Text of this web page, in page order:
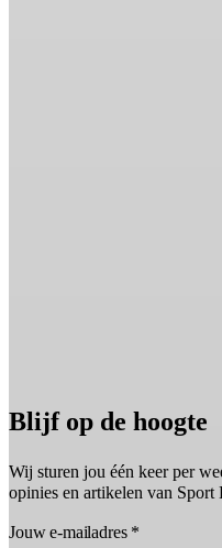
Blijf op de hoogte
Wij sturen jou één keer per
opinies en artikelen van
Jouw e-mailadres *